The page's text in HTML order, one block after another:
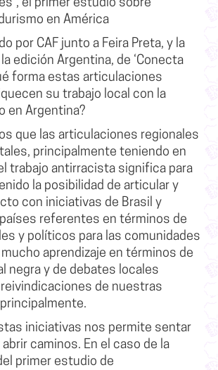
el primer estudio sobre
en América
por CAF junto a Feira Preta, y la
edición Argentina, de ‘Conecta
forma estas articulaciones
su trabajo local con la
en Argentina?
que las articulaciones regionales
principalmente teniendo en
trabajo antirracista significa para
la posibilidad de articular y
con iniciativas de Brasil y
referentes en términos de
y políticos para las comunidades
aprendizaje en términos de
negra y de debates locales
de nuestras
iniciativas nos permite sentar
caminos. En el caso de la
primer estudio de